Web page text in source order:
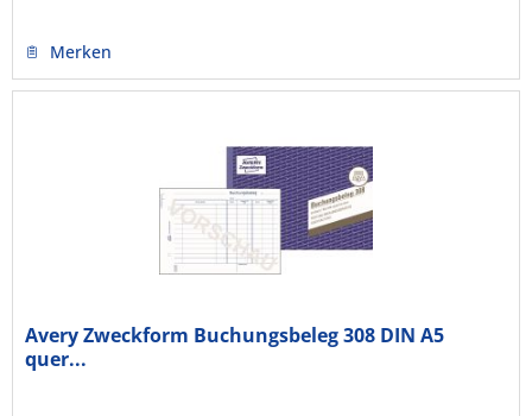
Merken
Avery Zweckform Buchungsbeleg 308 DIN A5
quer...